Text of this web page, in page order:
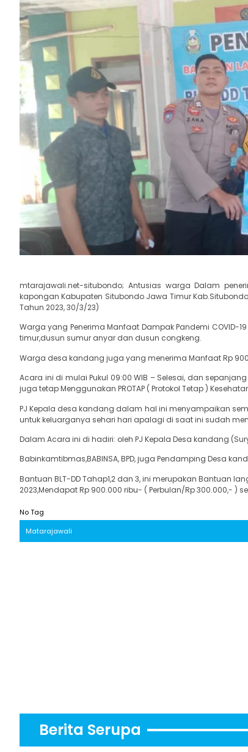
mtarajawali.net-situbondo; Antusias warga Dalam
kapongan Kabupaten Situbondo Jawa Timur
Tahun 2023, 30/3/23)
Warga yang Penerima Manfaat Dampak Pandemi COVID-
timur,dusun sumur anyar dan dusun congkeng.
Warga desa kandang juga yang menerima Manfaat Rp
Acara ini di mulai Pukul 09:00 WIB – Selesai, dan
juga tetap Menggunakan PROTAP ( Protokol Tetap )
PJ Kepala desa kandang dalam hal ini menyampaikan
untuk keluarganya sehari hari apalagi di saat ini sudah
Dalam Acara ini di hadiri: oleh PJ Kepala Desa kandang
Babinkamtibmas,BABINSA, BPD, juga Pendamping Desa
Bantuan BLT-DD Tahap1,2 dan 3, ini merupakan Bantuan
2023,Mendapat Rp 900.000 ribu- ( Perbulan/Rp 300.000,- )
No Tag
Matarajawali
Berita Serupa